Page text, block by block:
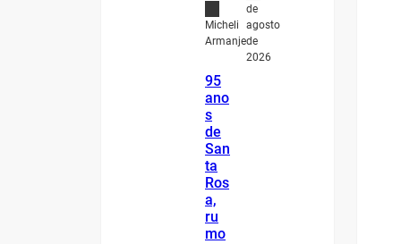
Micheli
Armanje
de
agosto
de
2026
95
ano
s
de
San
ta
Ros
a,
ru
mo